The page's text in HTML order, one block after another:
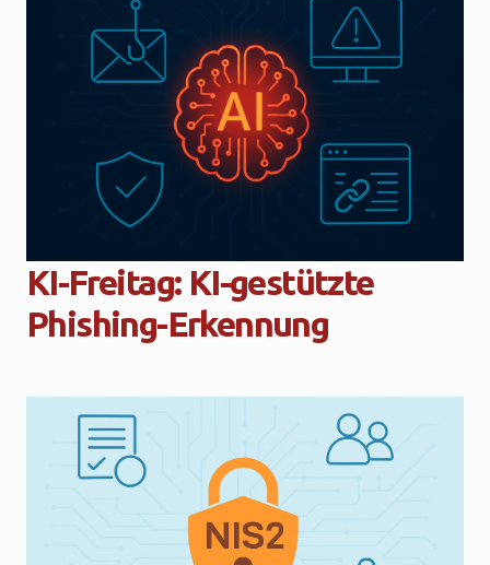
KI-Freitag: KI-gestützte
Phishing-Erkennung